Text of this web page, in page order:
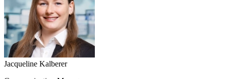
Jacqueline Kalberer